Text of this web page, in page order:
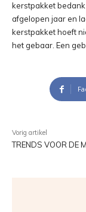
kerstpakket
afgelopen jaar en
kerstpakket hoeft
het gebaar. Een
Vorig artikel
TRENDS VOOR DE